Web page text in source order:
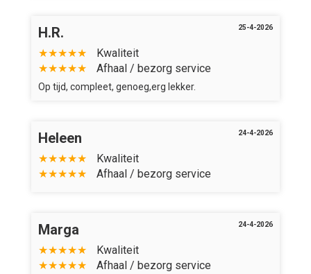
H.R.
★★★★★
Kwaliteit
★★★★★
Afhaal / bezorg service
Op tijd, compleet, genoeg,erg lekker.
25-4-2026
Heleen
★★★★★
Kwaliteit
★★★★★
Afhaal / bezorg service
24-4-2026
Marga
★★★★★
Kwaliteit
★★★★★
Afhaal / bezorg service
24-4-2026